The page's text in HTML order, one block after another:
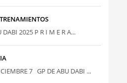
DABI 2025 P R I M E R A...
7 GP DE ABU DABI ...